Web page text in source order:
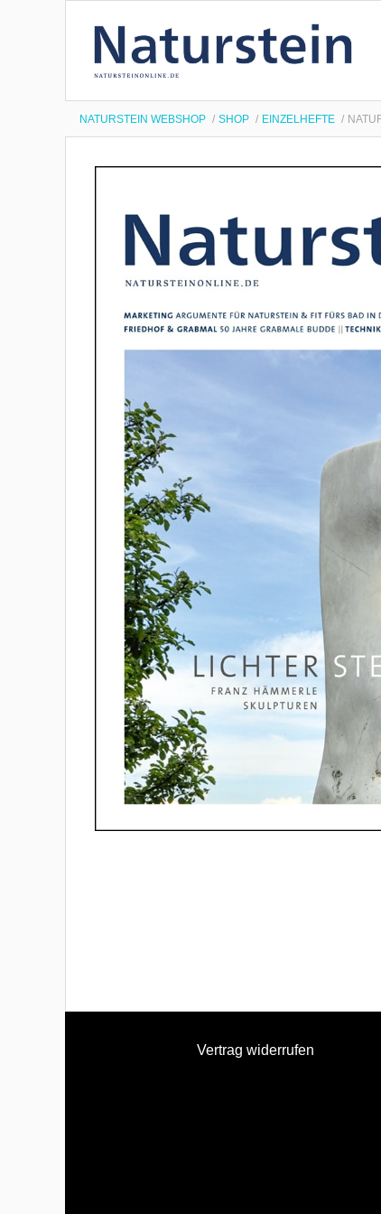
NATURSTEIN WEBSHOP SHOP EINZELHEFTE
Vertrag widerrufen